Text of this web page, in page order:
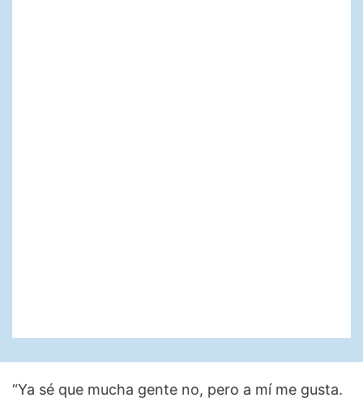
“Ya sé que mucha gente no, pero a mí me gusta.